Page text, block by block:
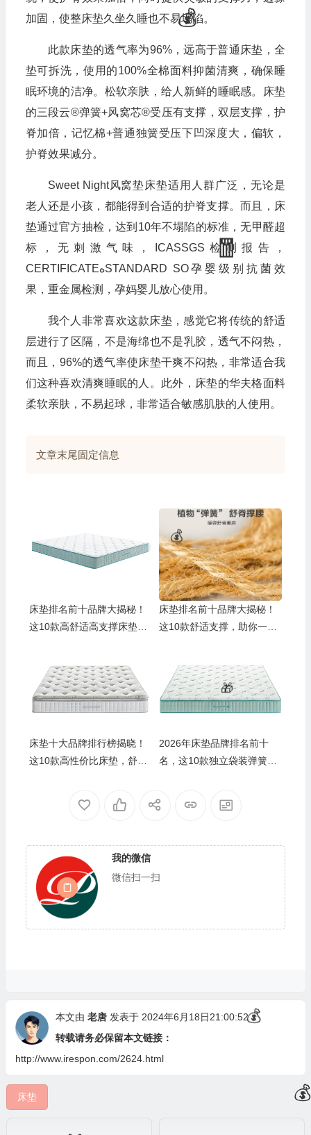
加固，使整床垫久坐久睡也不易塌陷。
此款床垫的透气率为96%，远高于普通床垫，全
垫可拆洗，使用的100%全棉面料抑菌清爽，确保睡
眠环境的洁净。松软亲肤，给人新鲜的睡眠感。床垫
的三段云®弹簧+风窝芯®受压有支撑，双层支撑，护
脊加倍，记忆棉+普通独簧受压下凹深度大，偏软，
护脊效果减分。
Sweet Night风窝垫床垫适用人群广泛，无论是
老人还是小孩，都能得到合适的护脊支撑。而且，床
垫通过官方抽检，达到10年不塌陷的标准，无甲醛超
标，无刺激气味，ICASSGS检测报告，
CERTIFICATEهSTANDARD SO孕婴级别抗菌效
果，重金属检测，孕妈婴儿放心使用。
我个人非常喜欢这款床垫，感觉它将传统的舒适
层进行了区隔，不是海绵也不是乳胶，透气不闷热，
而且，96%的透气率使床垫干爽不闷热，非常适合我
们这种喜欢清爽睡眠的人。此外，床垫的华夫格面料
柔软亲肤，不易起球，非常适合敏感肌肤的人使用。
文章末尾固定信息
床垫排名前十品牌大揭秘！
这10款高舒适高支撑床垫闭
床垫排名前十品牌大揭秘！
这10款舒适支撑，助你一夜
床垫十大品牌排行榜揭晓！
这10款高性价比床垫，舒适
2026年床垫品牌排名前十
名，这10款独立袋装弹簧，
我的微信
微信扫一扫
本文由 老唐发表于 2024年6月18日21:00:52
转载请务必保留本文链接：
http://www.irespon.com/2624.html
床垫
💰
💰
🧧